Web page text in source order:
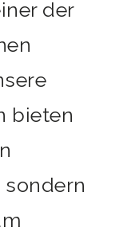
der
bieten
sondern